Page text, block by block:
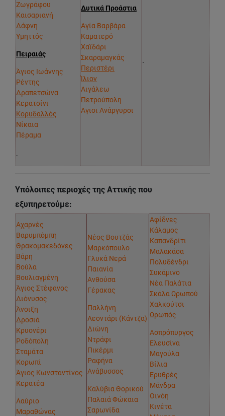
Ζωγράφου
Καισαριανή
Δάφνη
Υμηττός
Πειραιάς
Άγιος Ιωάννης
Ρέντης
Δραπετσώνα
Κερατσίνι
Κορυδαλλός
Νίκαια
Πέραμα
Δυτικά Προάστια
Αγία Βαρβάρα
Καματερό
Χαϊδάρι
Σκαραμαγκάς
Περιστέρι
Ίλιον
Αιγάλεω
Πετρούπολη
Αγιοι Ανάργυροι
Υπόλοιπες περιοχές της Αττικής που
εξυπηρετούμε:
Αχαρνές
Βαρυμπόμπη
Θρακομακεδόνες
Βάρη
Βούλα
Βουλιαγμένη
Άγιος Στέφανος
Διόνυσος
Άνοιξη
Δροσιά
Κρυονέρι
Ροδόπολη
Σταμάτα
Κορωπί
Άγιος Κωνσταντίνος
Κερατέα
Λαύριο
Μαραθώνας
Νέος Βουτζάς
Μαρκόπουλο
Γλυκά Νερά
Παιανία
Ανθούσα
Γέρακας
Παλλήνη
Λεοντάρι (Κάντζα)
Διώνη
Ντράφι
Πικέρμι
Ραφήνα
Ανάβυσσος
Καλύβια Θορικού
Παλαιά Φώκαια
Σαρωνίδα
Αφίδνες
Κάλαμος
Καπανδρίτι
Μαλακάσα
Πολυδένδρι
Συκάμινο
Νέα Παλάτια
Σκάλα Ωρωπού
Χαλκούτσι
Ωρωπός
Ασπρόπυργος
Ελευσίνα
Μαγούλα
Βίλια
Ερυθρές
Μάνδρα
Οινόη
Κινέτα